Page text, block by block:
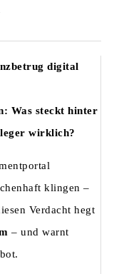
digital
Was steckt hinter
wirklich?
klingen –
Verdacht hegt
– und warnt